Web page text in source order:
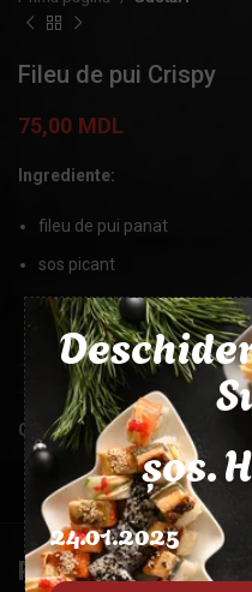
Fileu de pui Crispy
75,00 MDL
Ingrediente:
fileu de pui panat
sos picant
MASA
Categorie:Gustări
PRODUSE SIMILARE
șos.
24.01.2025